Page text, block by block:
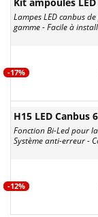
Lampes LED canbus
gamme - Facile à
-17%
H15 LED Canbus
Fonction Bi-Led pour
Système anti-erreur -
-12%